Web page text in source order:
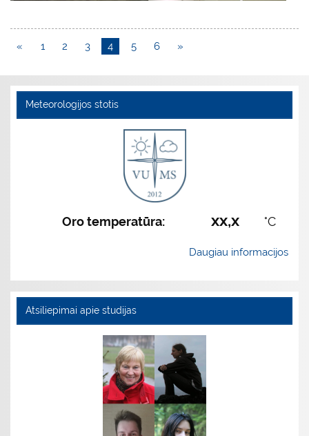
« 1 2 3 4 5 6 »
Meteorologijos stotis
Oro temperatūra: xx,x °C
Daugiau informacijos
Atsiliepimai apie studijas